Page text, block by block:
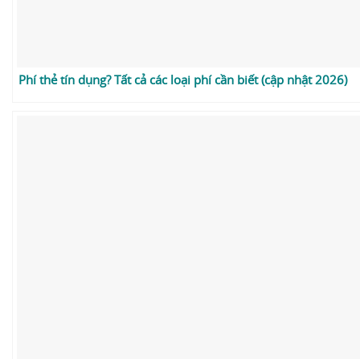
Phí thẻ tín dụng? Tất cả các loại phí cần biết (cập nhật 2026)